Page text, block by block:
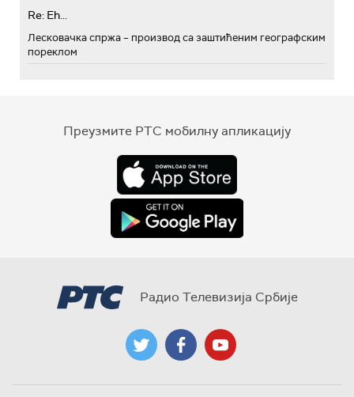
Re: Eh...
Лесковачка спржа – производ са заштићеним географским
пореклом
Преузмите РТС мобилну апликацију
Радио Телевизија Србије